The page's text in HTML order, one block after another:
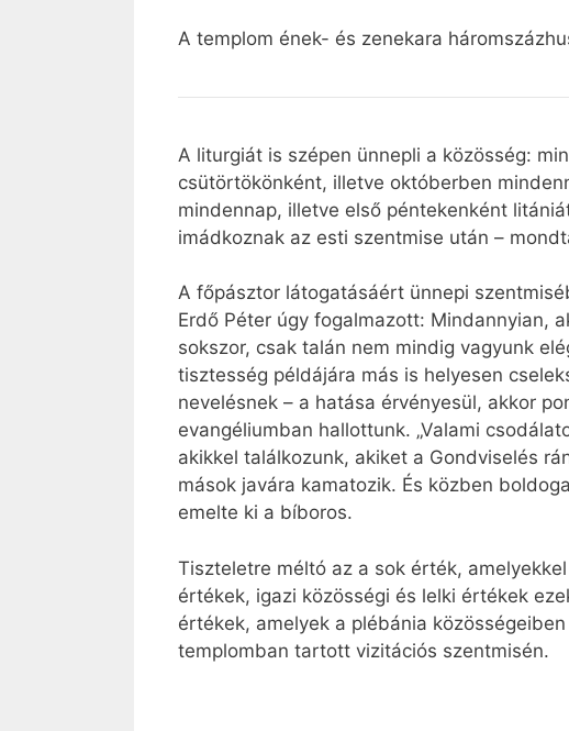
A templom ének- és zenekara
A liturgiát is szépen ünnepli a közösség:
csütörtökönként, illetve októberben
mindennap, illetve első péntekenként
imádkoznak az esti szentmise után –
A főpásztor látogatásáért ünnepi
Erdő Péter úgy fogalmazott: Mindannyian,
sokszor, csak talán nem mindig vagyunk
tisztesség példájára más is helyesen
nevelésnek – a hatása érvényesül, akkor
evangéliumban hallottunk. „Valami
akikkel találkozunk, akiket a Gondviselés
mások javára kamatozik. És közben
emelte ki a bíboros.
Tiszteletre méltó az a sok érték,
értékek, igazi közösségi és lelki értékek
értékek, amelyek a plébánia
templomban tartott vizitációs szentmisén.